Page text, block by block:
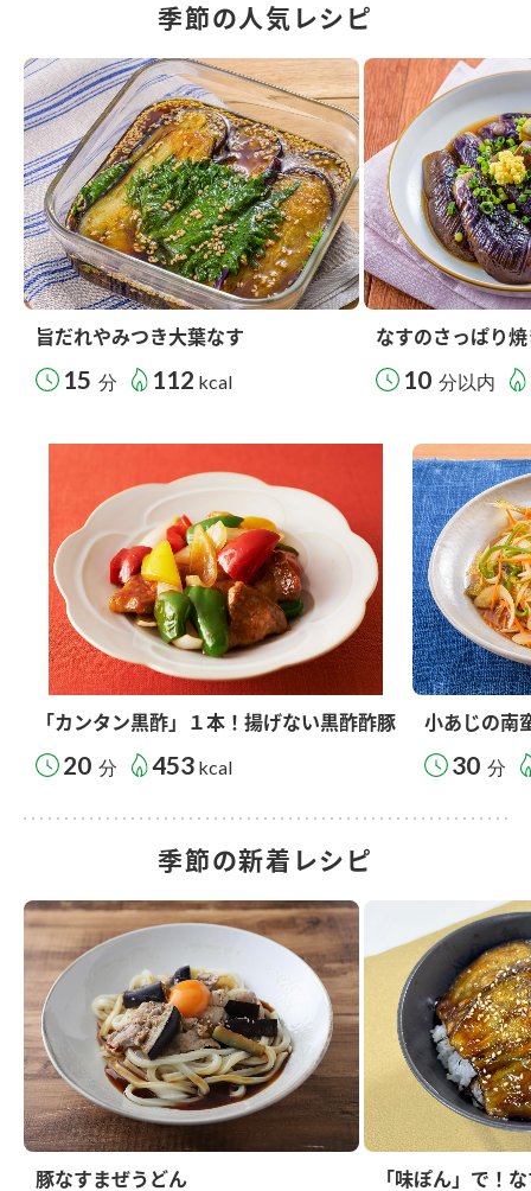
季節の人気レシピ
旨だれやみつき大葉なす
15 分 112 kcal
なすのさっぱり
10 分以内
「カンタン黒酢」１本！揚げない黒酢酢豚
20 分 453 kcal
小あじの南
30 分
季節の新着レシピ
豚なすまぜうどん 「味ぽん」で！